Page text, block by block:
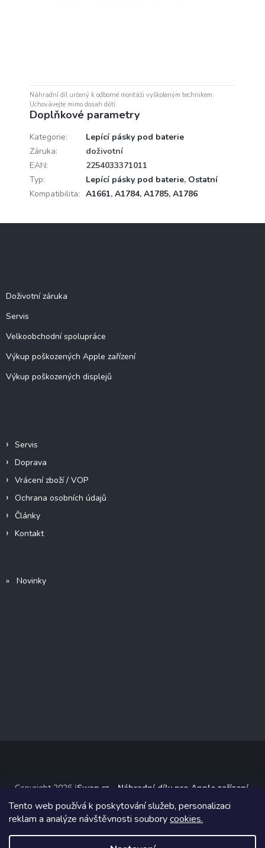
Tento web používá k poskytování služeb, personalizaci
reklam a analýze návštěvnosti souborycookies.
Náhradní díl určený k odborné montáži vyškoleným technikem.
Uchovávejte mimo dosah dětí.
Doplňkové parametry
Kategorie:
Lepící pásky pod baterie
Záruka:
doživotní
EAN:
2254033371011
Typ: Lepící pásky pod baterie, Ostatní
Kompatibilita: A1661, A1784, A1785, A1786
Doživotní záruka
Servis
Velkoobchodní spolupráce
Výkup poškozených Apple zařízení
Výkup poškozených displejů
Servis
Doprava
Vrácení zboží / VOP
Ochrana osobních údajů
Články
Kontakt
» Novinky
Copyright 2026 iSwap.cz - Náhradní díly pro Apple zařízení
Všechna práva vyhrazena.
Grafický návrh vytvořil a na Shoptet implementoval
Shoptetak.cz.